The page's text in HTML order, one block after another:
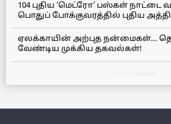
104 புதிய ‘மெட்ரோ’ பஸ்கள்
பொதுப் போக்குவரத்தில் புதிய
ஏலக்காயின் அற்புத நன்மைகள்…
வேண்டிய முக்கிய தகவல்கள்!